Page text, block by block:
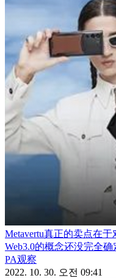
Metavertu真正的卖点在
Web3.0的概念还没完全确
PA观察
2022. 10. 30. 오전 09:41